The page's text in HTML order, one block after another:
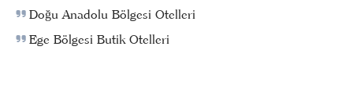
Doğu Anadolu Bölgesi Otelleri
Ege Bölgesi Butik Otelleri